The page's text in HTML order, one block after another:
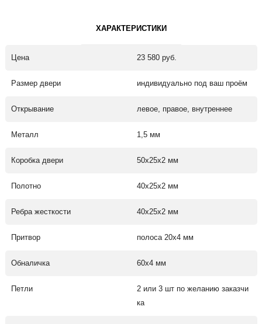
ХАРАКТЕРИСТИКИ
Цена 23 580 руб.
Размер двери индивидуально под ваш проём
Открывание левое, правое, внутреннее
Металл 1,5 мм
Коробка двери 50х25х2 мм
Полотно 40х25х2 мм
Ребра жесткости 40х25х2 мм
Притвор полоса 20х4 мм
Обналичка 60х4 мм
Петли
2 или 3 шт по желанию заказчи
ка